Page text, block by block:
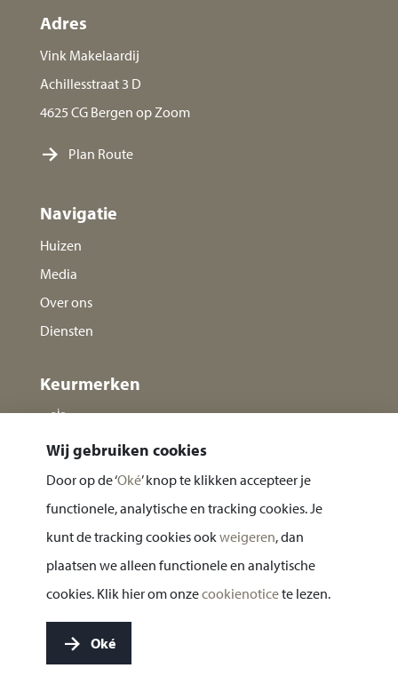
Adres
Vink Makelaardij
Achillesstraat 3 D
4625 CG Bergen op Zoom
Plan Route
Navigatie
Huizen
Media
Over ons
Diensten
Keurmerken
Website door:
Privacy statement
Wij gebruiken cookies
Door op de ‘Oké’ knop te klikken accepteer je
functionele, analytische en tracking cookies. Je
kunt de tracking cookies ookweigeren, dan
plaatsen we alleen functionele en analytische
cookies. Klik hier om onzecookienoticete lezen.
Oké